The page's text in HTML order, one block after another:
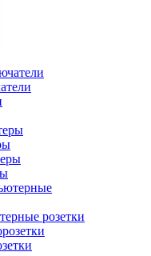
розетки